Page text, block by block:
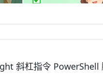
斜杠指令 PowerShell